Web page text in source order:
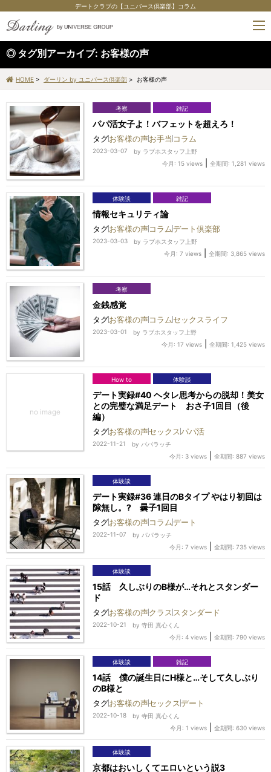
デートクラブの【ユニバース倶楽部】コラム
タグ別アーカイブ: お客様の声
HOME > ダーリン by ユニバース倶楽部 > お客様の声
考察 雑記
パパ活女子よ！バフェットを超えろ！
タグお客様の声お手当 コラム
2023-03-07 by ラブホスタッフ上野
今月: 15 views
全期間: 1,281 views
体験談 雑記
情報セキュリティ論
タグお客様の声コラムデート倶楽部
2023-03-03 by ラブホスタッフ上野
今月: 7 views
全期間: 3,865 views
考察
金銭感覚
タグお客様の声コラムセックスライフ
2023-03-01 by ラブホスタッフ上野
今月: 17 views
全期間: 1,425 views
How to 体験談
デート実録#40 ヘタレ思考からの脱却！美女
との完璧な満足デート おさ子1回目（後
編）
タグお客様の声セックスパパ活
2022-11-21 by パパラッチ
今月: 3 views
全期間: 887 views
体験談
デート実録#36 連日のBタイプ やはり初回は
隙無し。? 曇子1回目
タグお客様の声コラムデート
2022-11-07 by パパラッチ
今月: 7 views
全期間: 735 views
体験談
15話 久しぶりのB様が…それとスタンダー
ド
タグお客様の声クラス スタンダード
2022-10-21 by寺田 真心くん
今月: 4 views
全期間: 790 views
体験談 雑記
14話 僕の誕生日にH様と…そして久しぶり
のB様と
タグお客様の声セックスデート
2022-10-18 by寺田 真心くん
今月: 1 views
全期間: 630 views
体験談
京都はおいしくてエロいという説3